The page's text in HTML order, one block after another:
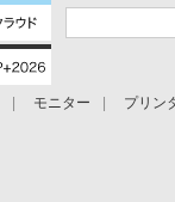
モニター
プリン